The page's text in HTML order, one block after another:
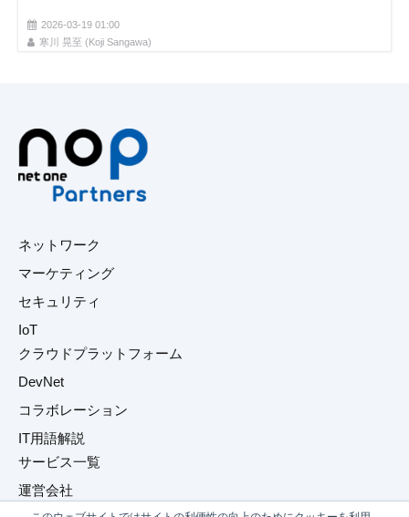
2026-03-19 01:00
寒川 晃至 (Koji Sangawa)
ネットワーク
マーケティング
セキュリティ
IoT
クラウドプラットフォーム
DevNet
コラボレーション
IT用語解説
サービス一覧
運営会社